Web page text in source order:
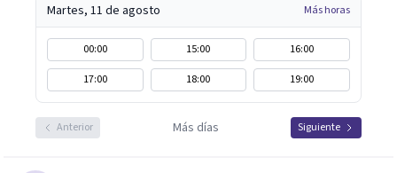
Martes, 11 de agosto Más horas
00:00 15:00
16:00
17:00
18:00 19:00
Anterior Más días Siguiente